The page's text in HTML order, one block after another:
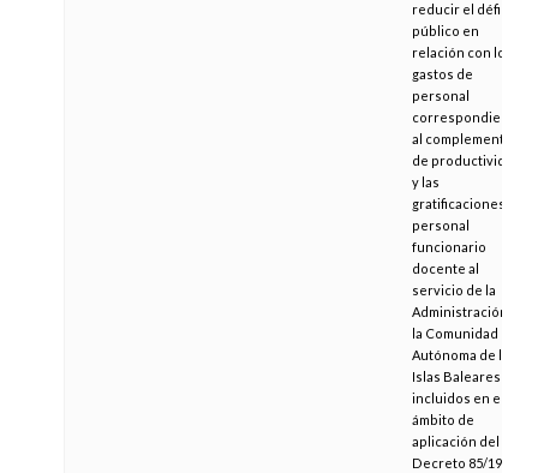
reducir el déficit
público en
relación con los
gastos de
personal
correspondientes
al complemento
de productividad
y las
gratificaciones al
personal
funcionario
docente al
servicio de la
Administración de
la Comunidad
Autónoma de las
Islas Baleares
incluidos en el
ámbito de
aplicación del
Decreto 85/1990,